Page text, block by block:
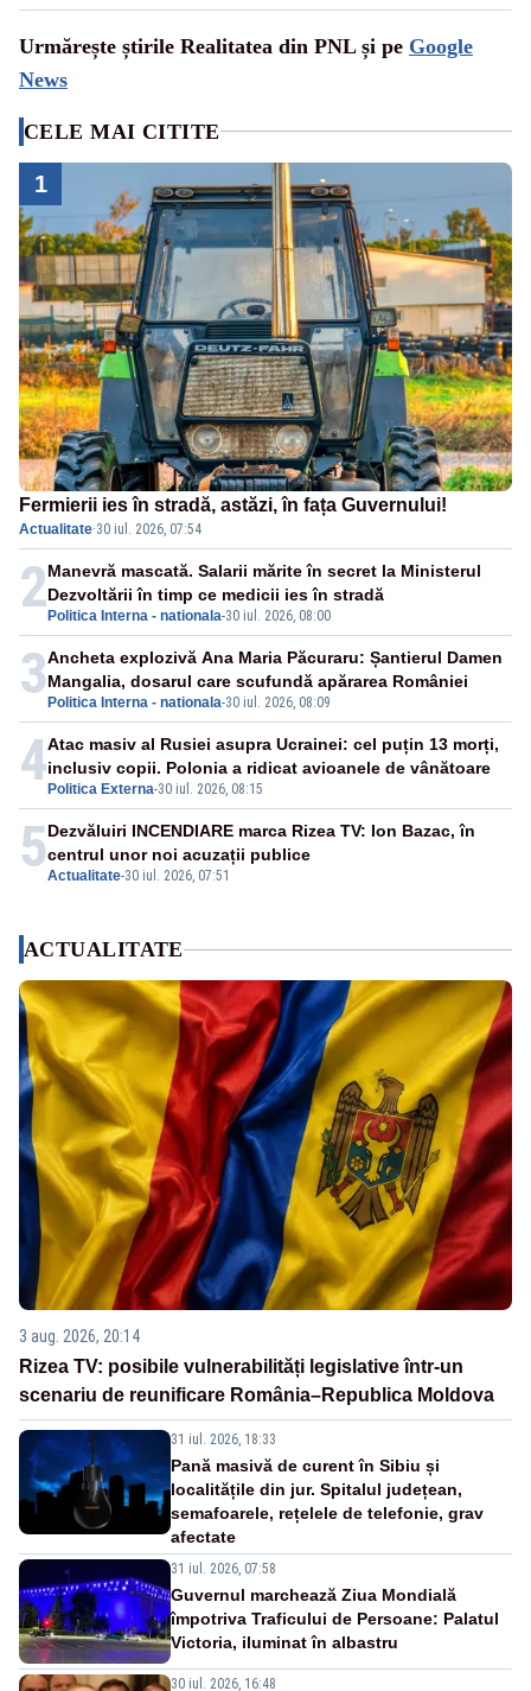
Urmărește știrile Realitatea din PNL și pe Google
News
CELE MAI CITITE
1
Fermierii ies în stradă, astăzi, în fața Guvernului!
Actualitate·30 iul. 2026, 07:54
2 Politica Interna - nationala-30 iul. 2026, 08:00
Manevră mascată. Salarii mărite în secret la Ministerul
Dezvoltării în timp ce medicii ies în stradă
3 Politica Interna - nationala-30 iul. 2026, 08:09
Ancheta explozivă Ana Maria Păcuraru: Șantierul Damen
Mangalia, dosarul care scufundă apărarea României
4 Politica Externa-30 iul. 2026, 08:15
Atac masiv al Rusiei asupra Ucrainei: cel puțin 13 morți,
inclusiv copii. Polonia a ridicat avioanele de vânătoare
5Actualitate-30 iul. 2026, 07:51
Dezvăluiri INCENDIARE marca Rizea TV: Ion Bazac, în
centrul unor noi acuzații publice
ACTUALITATE
3 aug. 2026, 20:14
Rizea TV: posibile vulnerabilități legislative într-un
scenariu de reunificare România–Republica Moldova
31 iul. 2026, 18:33
Pană masivă de curent în Sibiu și
localitățile din jur. Spitalul județean,
semafoarele, rețelele de telefonie, grav
afectate
31 iul. 2026, 07:58
Guvernul marchează Ziua Mondială
împotriva Traficului de Persoane: Palatul
Victoria, iluminat în albastru
30 iul. 2026, 16:48